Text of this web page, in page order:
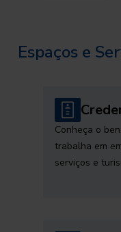
Espaços e
Conheça o
trabalha em
serviços e